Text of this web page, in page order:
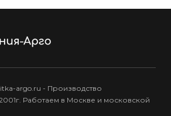
argo.ru - Производство
Работаем в Москве и московской